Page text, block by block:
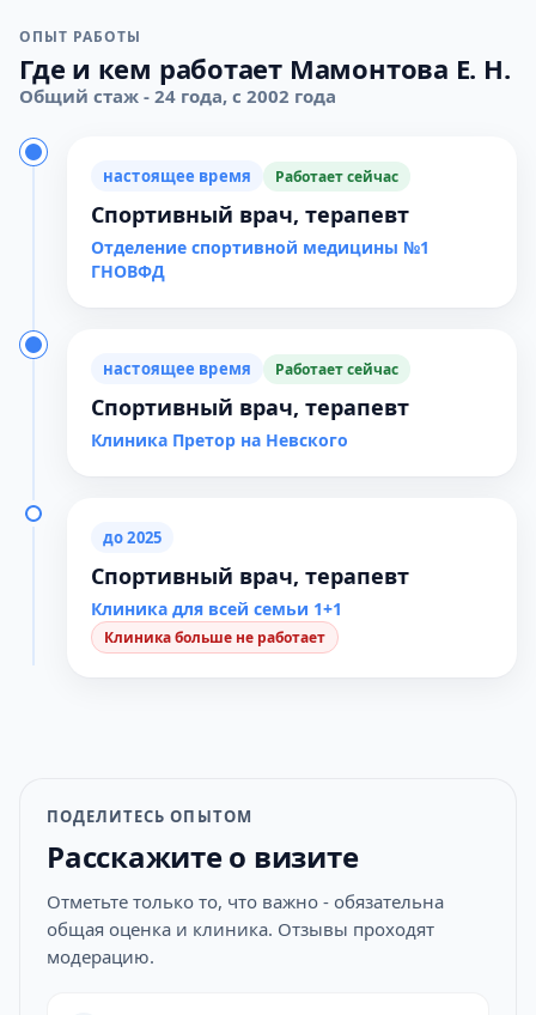
ОПЫТ РАБОТЫ
Где и кем работает Мамонтова Е. Н.
Общий стаж - 24 года, с 2002 года
настоящее время Работает сейчас
Спортивный врач, терапевт
Отделение спортивной медицины №1
ГНОВФД
настоящее время Работает сейчас
Спортивный врач, терапевт
Клиника Претор на Невского
до 2025
Спортивный врач, терапевт
Клиника для всей семьи 1+1
Клиника больше не работает
ПОДЕЛИТЕСЬ ОПЫТОМ
Расскажите о визите
Отметьте только то, что важно - обязательна
общая оценка и клиника. Отзывы проходят
модерацию.